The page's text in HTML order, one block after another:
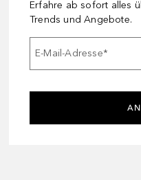
Erfahre ab sofort alles
Trends und Angebote.
E-Mail-Adresse*